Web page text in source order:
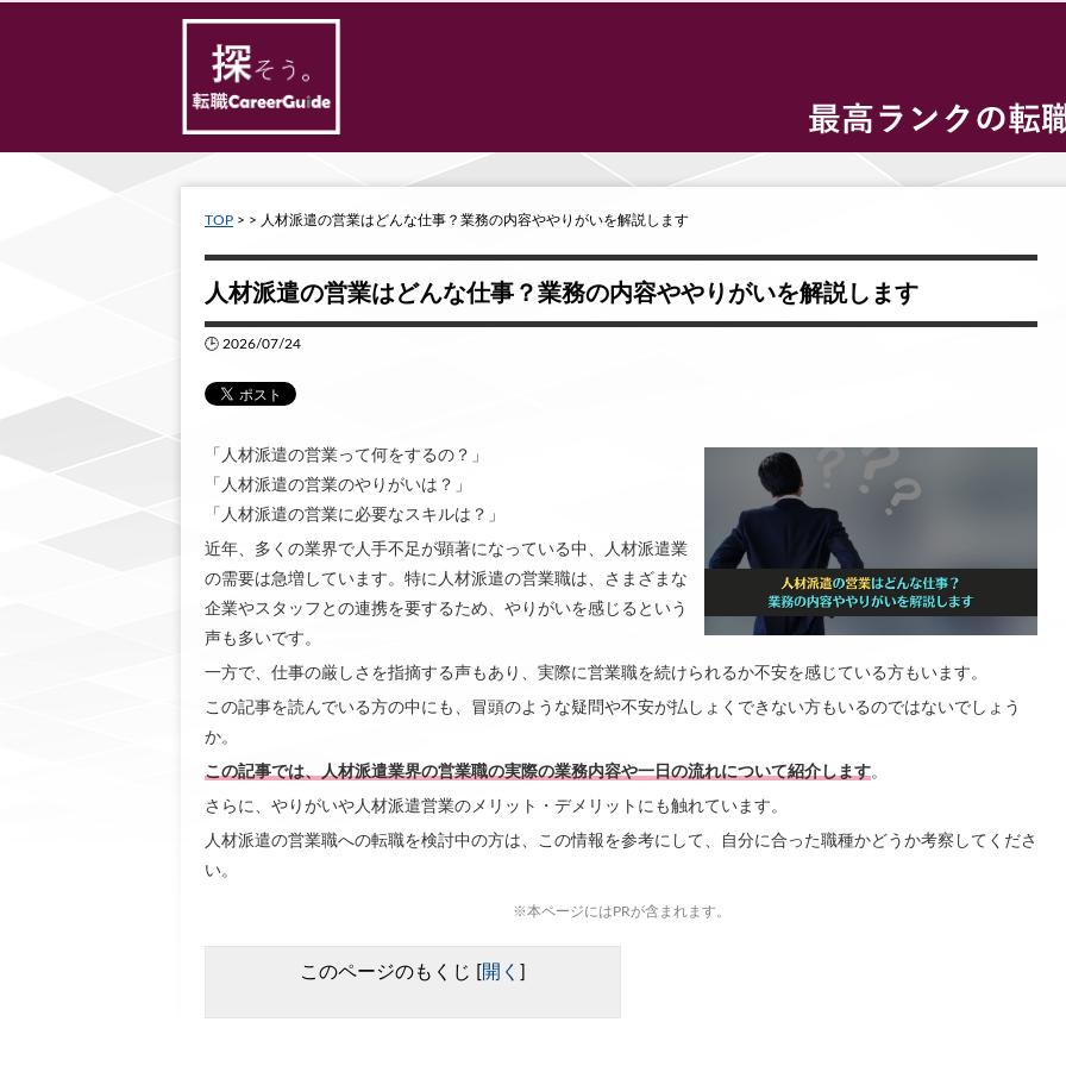
TOP > > 人材派遣の営業はどんな仕事？業務の内容ややりがいを解説します
人材派遣の営業はどんな仕事？業務の内容ややりがいを解説します
🕒 2026/07/24
「人材派遣の営業って何をするの？」
「人材派遣の営業のやりがいは？」
「人材派遣の営業に必要なスキルは？」
近年、多くの業界で人手不足が顕著になっている中、人材派遣業
の需要は急増しています。特に人材派遣の営業職は、さまざまな
企業やスタッフとの連携を要するため、やりがいを感じるという
声も多いです。
一方で、仕事の厳しさを指摘する声もあり、実際に営業職を続けられるか不安を感じている方もいます。
この記事を読んでいる方の中にも、冒頭のような疑問や不安が払しょくできない方もいるのではないでしょう
か。
この記事では、人材派遣業界の営業職の実際の業務内容や一日の流れについて紹介します。
さらに、やりがいや人材派遣営業のメリット・デメリットにも触れています。
人材派遣の営業職への転職を検討中の方は、この情報を参考にして、自分に合った職種かどうか考察してくださ
い。
※本ページにはPRが含まれます。
このページのもくじ [開く ]